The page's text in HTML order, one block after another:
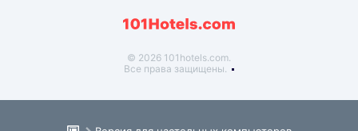
© 2026 101hotels.com.
Все права защищены.